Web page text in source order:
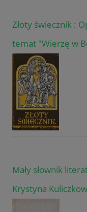
Złoty świecznik :
temat "Wierzę w
Mały słownik
Krystyna